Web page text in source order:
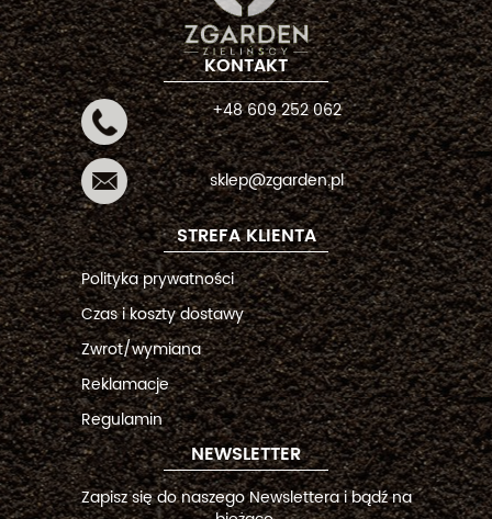
KONTAKT
+48 609 252 062
sklep@zgarden.pl
STREFA KLIENTA
Polityka prywatności
Czas i koszty dostawy
Zwrot/wymiana
Reklamacje
Regulamin
NEWSLETTER
Zapisz się do naszego Newslettera i bądź na